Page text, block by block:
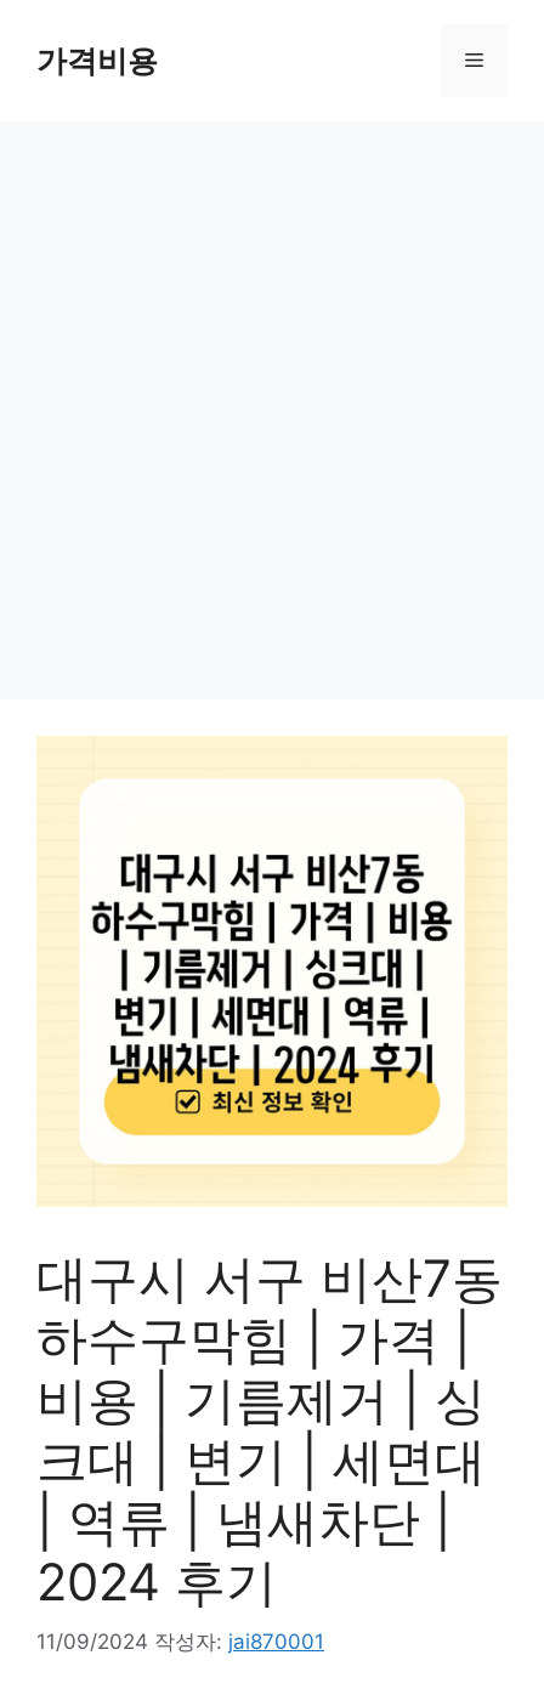
가격비용 메
대구시 서구 비산7동
하수구막힘 | 가격 |
비용 | 기름제거 | 싱
크대 | 변기 | 세면대
| 역류 | 냄새차단 |
2024 후기
11/09/2024 작성자: jai870001